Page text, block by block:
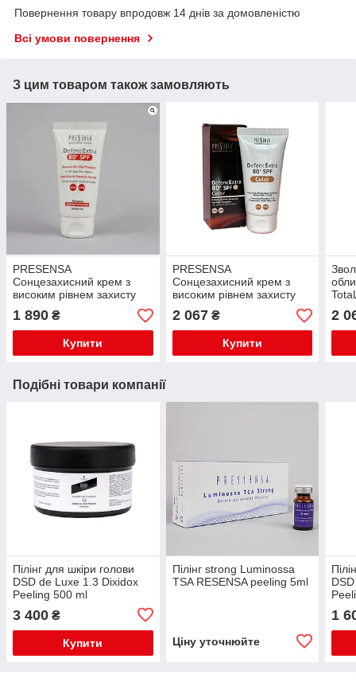
Повернення товару впродовж 14 днів за домовленістю
Всі умови повернення
З цим товаром також замовляють
PRESENSA
Сонцезахисний крем з
високим рівнем захисту
1 890 ₴
Купити
PRESENSA
Сонцезахисний крем з
високим рівнем захисту
2 067₴
Купити
2
Подібні товари компанії
Пілінг для шкіри голови
DSD de Luxe 1.3 Dixidox
Peeling 500 ml
3 400 ₴
Купити
Пілінг strong Luminossa
TSA RESENSA peeling 5ml
Ціну уточнюйте
1